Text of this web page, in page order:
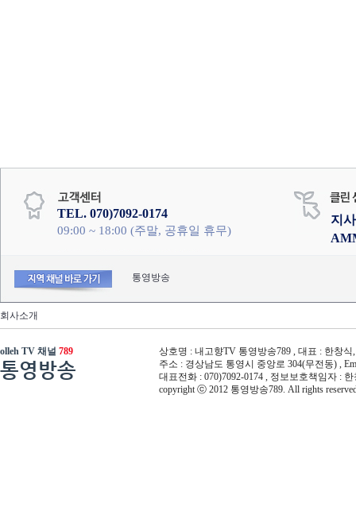
TEL. 070)7092-0174
09:00 ~ 18:00 (주말, 공휴일 휴무)
지
통영방송
회사소개
olleh TV 채널 789
통영방송
상호명 : 내고향TV 통영방송789 , 대표 : 한창식
주소 : 경상남도 통영시 중앙로 304(무전동) ,
대표전화 : 070)7092-0174 , 정보보호책임자 :
copyright ⓒ 2012 통영방송789. All rights